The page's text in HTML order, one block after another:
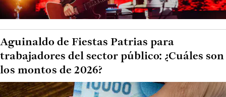
Aguinaldo de Fiestas Patrias para
trabajadores del sector público: ¿Cuáles son
los montos de 2026?